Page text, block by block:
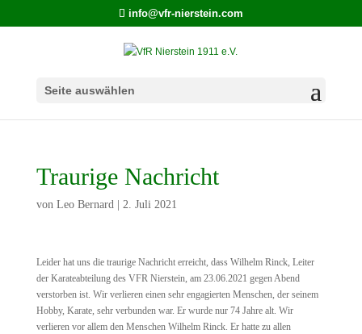
info@vfr-nierstein.com
Seite auswählen
Traurige Nachricht
von Leo Bernard| 2. Juli 2021
Leider hat uns die traurige Nachricht erreicht, dass Wilhelm Rinck, Leiter
der Karateabteilung des VFR Nierstein, am 23.06.2021 gegen Abend
verstorben ist. Wir verlieren einen sehr engagierten Menschen, der seinem
Hobby, Karate, sehr verbunden war. Er wurde nur 74 Jahre alt. Wir
verlieren vor allem den Menschen Wilhelm Rinck. Er hatte zu allen